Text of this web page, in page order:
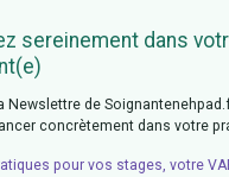
sereinement dans
Newslettre de
concrètement dans votre
pour vos stages, votre